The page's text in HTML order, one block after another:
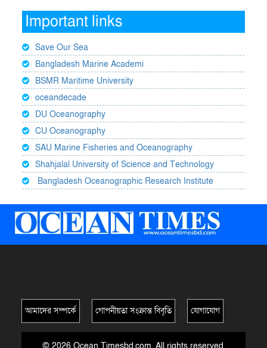
Important links
Save Our Sea
Bangladesh Marine Academi
BSMR Maritime University
oceandecade
DU Oceanography
CU Oceanography
SAU Marine Fisheries and Oceanography
Shahjalal University of Science and Technology
Bangladesh Oceanographic Research Institute
আমাদের সম্পর্কে গোপনীয়তা সংক্রান্ত বিবৃতি যোগাযোগ